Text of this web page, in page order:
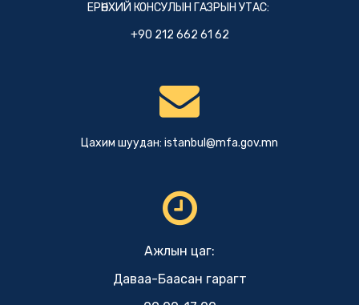
ЕРӨНХИЙ КОНСУЛЫН ГАЗРЫН УТАС:
+90 212 662 61 62
Цахим шуудан: istanbul@mfa.gov.mn
Ажлын цаг:
Даваа-Баасан гарагт